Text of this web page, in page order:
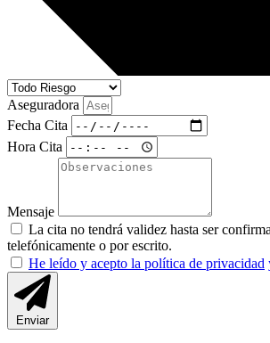
Aseguradora
Fecha Cita
Hora Cita
Mensaje
La cita no tendrá validez hasta ser
telefónicamente o por escrito.
He leído y acepto la política de privacidad
Enviar